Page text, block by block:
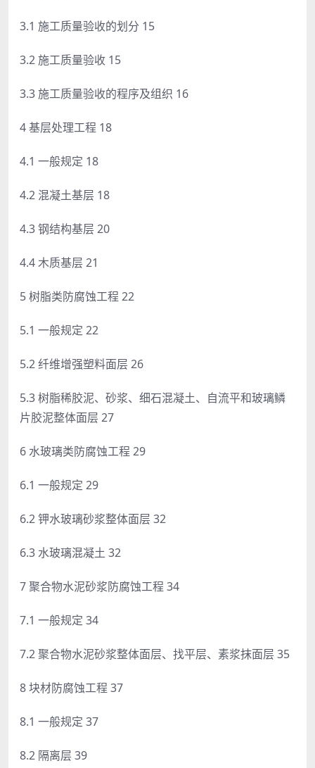
3.1 施工质量验收的划分 15
3.2 施工质量验收 15
3.3 施工质量验收的程序及组织 16
4 基层处理工程 18
4.1 一般规定 18
4.2 混凝土基层 18
4.3 钢结构基层 20
4.4 木质基层 21
5 树脂类防腐蚀工程 22
5.1 一般规定 22
5.2 纤维增强塑料面层 26
5.3 树脂稀胶泥、砂浆、细石混凝土、自流平和玻璃鳞
片胶泥整体面层 27
6 水玻璃类防腐蚀工程 29
6.1 一般规定 29
6.2 钾水玻璃砂浆整体面层 32
6.3 水玻璃混凝土 32
7 聚合物水泥砂浆防腐蚀工程 34
7.1 一般规定 34
7.2 聚合物水泥砂浆整体面层、找平层、素浆抹面层 35
8 块材防腐蚀工程 37
8.1 一般规定 37
8.2 隔离层 39